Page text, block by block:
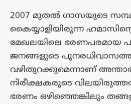
2007 മുതൽ ഗാസയുടെ
കൈയ്യാളിയിരുന്ന
മേഖലയിലെ ഭരണപരമായ
ജനങ്ങളുടെ
വഴിതുറക്കുമെന്നാണ്
നിരീക്ഷകരുടെ
ഭരണം ഒഴിഞ്ഞെങ്കിലും